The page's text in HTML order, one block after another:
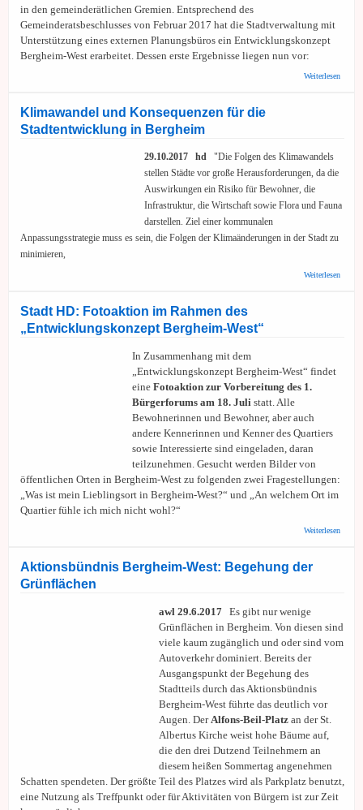
in den gemeinderätlichen Gremien. Entsprechend des
Gemeinderatsbeschlusses von Februar 2017 hat die Stadtverwaltung mit
Unterstützung eines externen Planungsbüros ein Entwicklungskonzept
Bergheim-West erarbeitet. Dessen erste Ergebnisse liegen nun vor:
Weiterlesen
Klimawandel und Konsequenzen für die
Stadtentwicklung in Bergheim
29.10.2017 hd "Die Folgen des Klimawandels
stellen Städte vor große Herausforderungen, da die
Auswirkungen ein Risiko für Bewohner, die
Infrastruktur, die Wirtschaft sowie Flora und Fauna
darstellen. Ziel einer kommunalen
Anpassungsstrategie muss es sein, die Folgen der Klimaänderungen in der Stadt zu
minimieren,
Weiterlesen
Stadt HD: Fotoaktion im Rahmen des
„Entwicklungskonzept Bergheim-West“
In Zusammenhang mit dem
„Entwicklungskonzept Bergheim-West“ findet
eine Fotoaktion zur Vorbereitung des 1.
Bürgerforums am 18. Juli statt. Alle
Bewohnerinnen und Bewohner, aber auch
andere Kennerinnen und Kenner des Quartiers
sowie Interessierte sind eingeladen, daran
teilzunehmen. Gesucht werden Bilder von
öffentlichen Orten in Bergheim-West zu folgenden zwei Fragestellungen:
„Was ist mein Lieblingsort in Bergheim-West?“ und „An welchem Ort im
Quartier fühle ich mich nicht wohl?“
Weiterlesen
Aktionsbündnis Bergheim-West: Begehung der
Grünflächen
awl 29.6.2017 Es gibt nur wenige
Grünflächen in Bergheim. Von diesen sind
viele kaum zugänglich und oder sind vom
Autoverkehr dominiert. Bereits der
Ausgangspunkt der Begehung des
Stadtteils durch das Aktionsbündnis
Bergheim-West führte das deutlich vor
Augen. DerAlfons-Beil-Platz an der St.
Albertus Kirche weist hohe Bäume auf,
die den drei Dutzend Teilnehmern an
diesem heißen Sommertag angenehmen
Schatten spendeten. Der größte Teil des Platzes wird als Parkplatz benutzt,
eine Nutzung als Treffpunkt oder für Aktivitäten von Bürgern ist zur Zeit